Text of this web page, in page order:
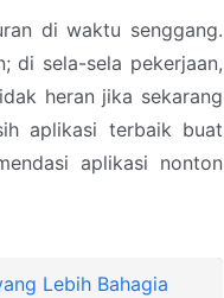
di waktu senggang.
di sela-sela pekerjaan,
heran jika sekarang
aplikasi terbaik buat
aplikasi nonton
Lebih Bahagia